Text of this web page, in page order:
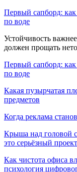
Первый сапборд:
по воде
Устойчивость
должен прощать
Первый сапборд:
по воде
Какая пузырчатая
предметов
Когда реклама
Крыша над головой
это серьёзный проект
Как чистота офиса
психология